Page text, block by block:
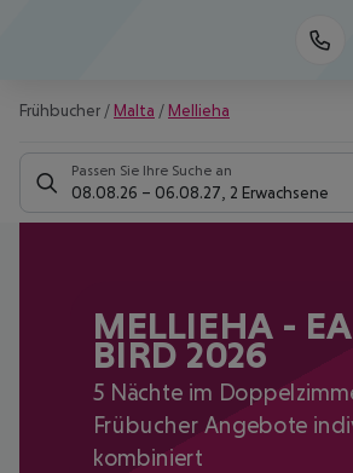
Frühbucher / Malta / Mellieha
Passen Sie Ihre Suche an
08.08.26 – 06.08.27 2 Erwachsene
MELLIEHA -
BIRD 2026
5 Nächte im
Frübucher Angebote
kombiniert